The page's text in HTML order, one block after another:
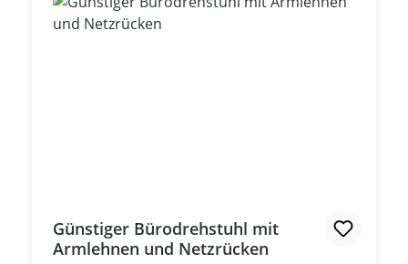
Günstiger Bürodrehstuhl mit
Armlehnen und Netzrücken